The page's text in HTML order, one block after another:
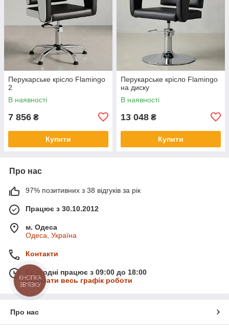
Перукарське крісло Flamingo
2
В наявності
7 856 ₴
Купити
Перукарське крісло Flamingo
на диску
В наявності
13 048 ₴
Купити
Про нас
97% позитивних з 38 відгуків за рік
Працює з 30.10.2012
м. Одеса
Одеса, Україна
Контакти
Сьогодні працює з 09:00 до 18:00
Показати весь графік роботи
Про нас
КНОПКА
ЗВ'ЯЗКУ